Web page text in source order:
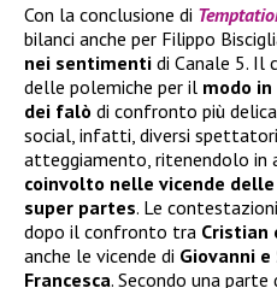
Con la conclusione di
bilanci anche per Filippo
nei sentimenti di Canale 5.
delle polemiche per il modo
dei falò di confronto più
social, infatti, diversi
atteggiamento, ritenendolo in
coinvolto nelle vicende
super partes. Le
dopo il confronto tra Cristian
anche le vicende di Giovanni e
Francesca. Secondo una